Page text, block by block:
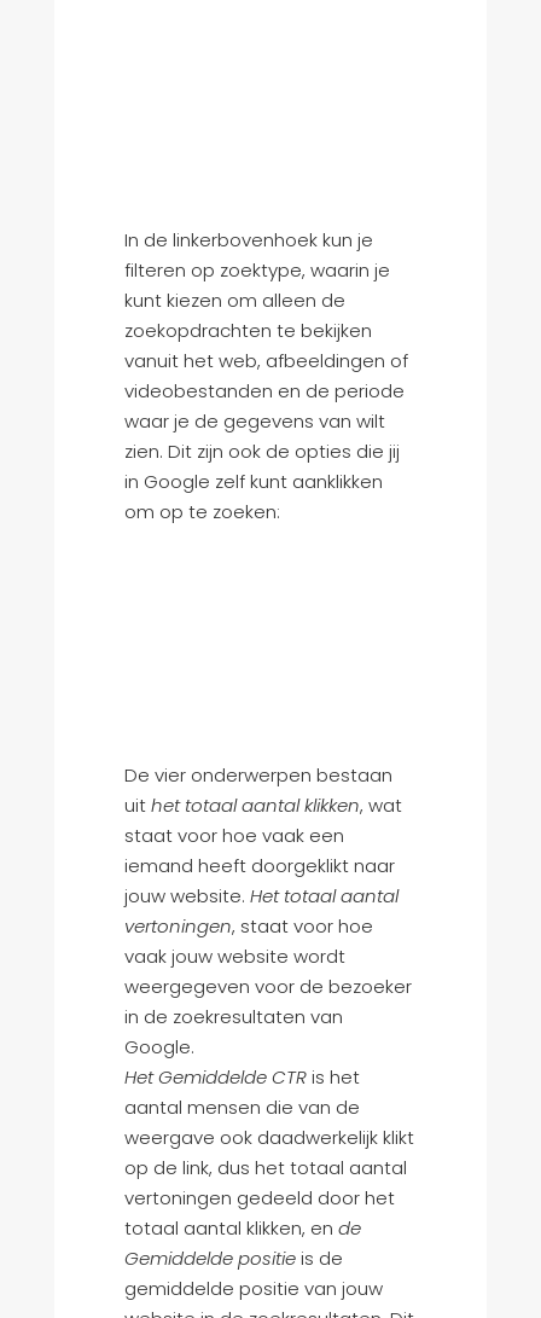
In de linkerbovenhoek kun je
filteren op zoektype, waarin je
kunt kiezen om alleen de
zoekopdrachten te bekijken
vanuit het web, afbeeldingen of
videobestanden en de periode
waar je de gegevens van wilt
zien. Dit zijn ook de opties die jij
in Google zelf kunt aanklikken
om op te zoeken:
De vier onderwerpen bestaan
uithet totaal aantal klikken, wat
staat voor hoe vaak een
iemand heeft doorgeklikt naar
jouw website. Het totaal aantal
vertoningen, staat voor hoe
vaak jouw website wordt
weergegeven voor de bezoeker
in de zoekresultaten van
Google.
Het Gemiddelde CTRis het
aantal mensen die van de
weergave ook daadwerkelijk klikt
op de link, dus het totaal aantal
vertoningen gedeeld door het
totaal aantal klikken, en de
Gemiddelde positieis de
gemiddelde positie van jouw